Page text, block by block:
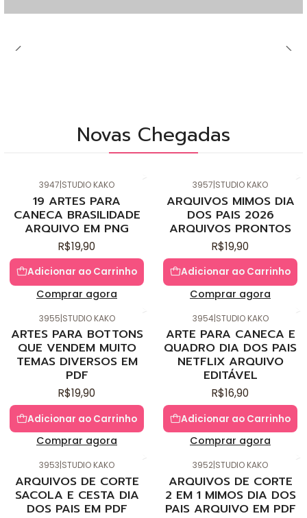
Novas Chegadas
3947|STUDIO KAKO
19 ARTES PARA
CANECA BRASILIDADE
ARQUIVO EM PNG
R$19,90
Adicionar ao Carrinho
Comprar agora
3957|STUDIO KAKO
ARQUIVOS MIMOS DIA
DOS PAIS 2026
ARQUIVOS PRONTOS
R$19,90
Adicionar ao Carrinho
Comprar agora
3955|STUDIO KAKO
ARTES PARA BOTTONS
QUE VENDEM MUITO
TEMAS DIVERSOS EM
PDF
R$19,90
Adicionar ao Carrinho
Comprar agora
3954|STUDIO KAKO
ARTE PARA CANECA E
QUADRO DIA DOS PAIS
NETFLIX ARQUIVO
EDITÁVEL
R$16,90
Adicionar ao Carrinho
Comprar agora
3953|STUDIO KAKO
ARQUIVOS DE CORTE
SACOLA E CESTA DIA
DOS PAIS EM PDF
3952|STUDIO KAKO
ARQUIVOS DE CORTE
2 EM 1 MIMOS DIA DOS
PAIS ARQUIVO EM PDF